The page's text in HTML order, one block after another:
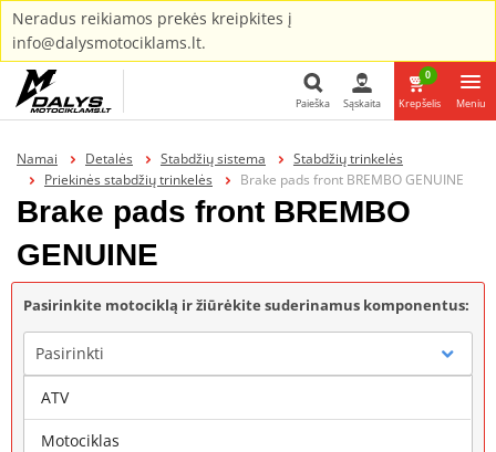
Neradus reikiamos prekės kreipkites į
info@dalysmotociklams.lt.
Paieška Sąskaita
0
Krepšelis Meniu
Namai Detalės Stabdžių sistema
Stabdžių trinkelės
Priekinės stabdžių trinkelės
Brake pads front BREMBO GENUINE
Brake pads front BREMBO
GENUINE
Pasirinkite motociklą ir žiūrėkite suderinamus komponentus:
Pasirinkti
Gamintojas
ATV
Motociklas